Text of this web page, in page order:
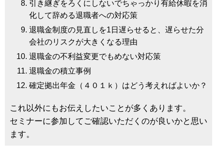
引き継ぎをろくにしないでちゃっかり有給休暇を消
化して辞める退職者への対応策
退職金制度の見直しを1日遅らせると、遅らせた分
会社のリスクが大きくなる理由
退職金の不利益変更でもめない対応策
退職金の積立事例
確定拠出年金（４０１ｋ）はどう考えればよいか？
これ以外にもお伝えしたいことが多くあります。
セミナーに参加してご確認いただくのが良いかと思い
ます。